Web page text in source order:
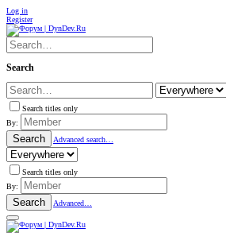
Log in
Register
Search
Search titles only
By:
Search Advanced search…
Search titles only
By:
Search Advanced…